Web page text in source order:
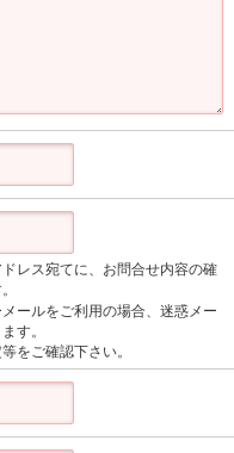
レス宛てに、お問合せ内容の確
ールをご利用の場合、迷惑メー
す。
をご確認下さい。